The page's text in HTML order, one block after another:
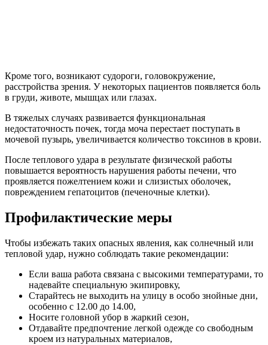
Кроме того, возникают судороги, головокружение,
расстройства зрения. У некоторых пациентов появляется боль
в груди, животе, мышцах или глазах.
В тяжелых случаях развивается функциональная
недостаточность почек, тогда моча перестает поступать в
мочевой пузырь, увеличивается количество токсинов в крови.
После теплового удара в результате физической работы
повышается вероятность нарушения работы печени, что
проявляется пожелтением кожи и слизистых оболочек,
повреждением гепатоцитов (печеночные клетки).
Профилактические меры
Чтобы избежать таких опасных явления, как солнечный или
тепловой удар, нужно соблюдать такие рекомендации:
Если ваша работа связана с высокими температурами, то
надевайте специальную экипировку,
Старайтесь не выходить на улицу в особо знойные дни,
особенно с 12.00 до 14.00,
Носите головной убор в жаркий сезон,
Отдавайте предпочтение легкой одежде со свободным
кроем из натуральных материалов,